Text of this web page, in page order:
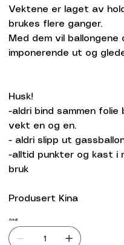
Vektene er laget av
brukes flere ganger.
Med dem vil ballongene
imponerende ut og
Husk!
-aldri bind sammen
vekt en og en.
- aldri slipp ut
-alltid punkter og kast i
bruk
Produsert Kina
Antall